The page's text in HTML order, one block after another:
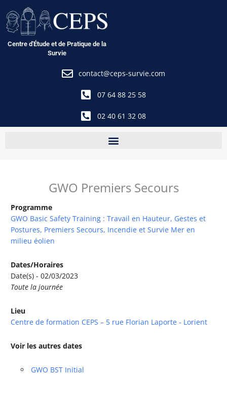
au
contenu
Centre d'Étude et de Pratique de la
Survie
contact@ceps-survie.com
07 64 88 25 58
02 40 61 32 08
GWO Premiers Secours
Programme
GWO Basic Safety Training : Travail en Hauteur, Gestes et
Postures, Premiers Secours, Incendie et Survie Mer en
milieu éolien
Dates/Horaires
Date(s) - 02/03/2023
Toute la journée
Lieu
Centre de formation CEPS – 5 rue Florian Laporte - Lorient
Voir les autres dates
GWO BST Initial